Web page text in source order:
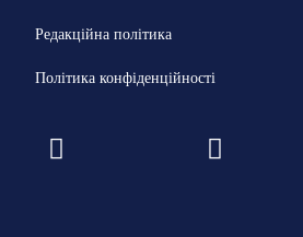
Редакційна політика
Політика конфіденційності